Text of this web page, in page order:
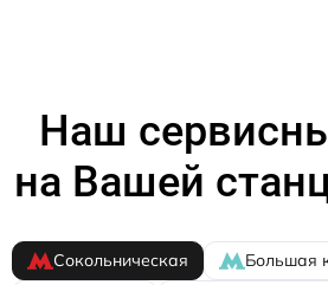
Наш
на Вашей
Сокольническая
Большая